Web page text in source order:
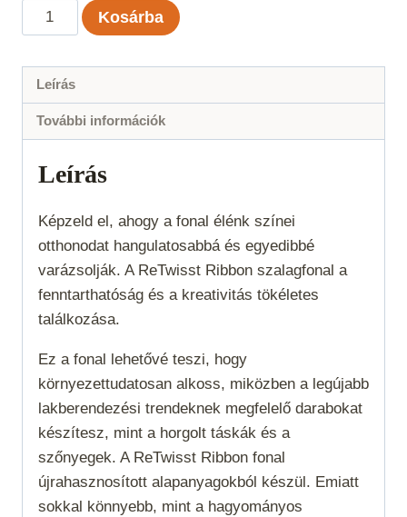
ReTwisst
Ribbon
mennyiség
Kosárba
Leírás
További információk
Leírás
Képzeld el, ahogy a fonal élénk színei
otthonodat hangulatosabbá és egyedibbé
varázsolják. A ReTwisst Ribbon szalagfonal a
fenntarthatóság és a kreativitás tökéletes
találkozása.
Ez a fonal lehetővé teszi, hogy
környezettudatosan alkoss, miközben a legújabb
lakberendezési trendeknek megfelelő darabokat
készítesz, mint a horgolt táskák és a
szőnyegek. A ReTwisst Ribbon fonal
újrahasznosított alapanyagokból készül. Emiatt
sokkal könnyebb, mint a hagyományos